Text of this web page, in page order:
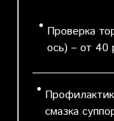
Проверка
ось) – от 40
смазка